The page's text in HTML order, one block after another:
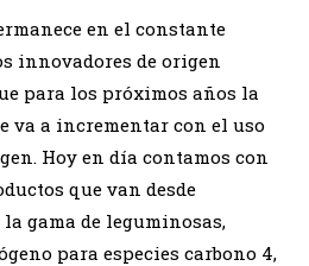
en el constante
innovadores de origen
para los próximos años la
va a incrementar con el uso
Hoy en día contamos con
que van desde
gama de leguminosas,
para especies carbono 4,